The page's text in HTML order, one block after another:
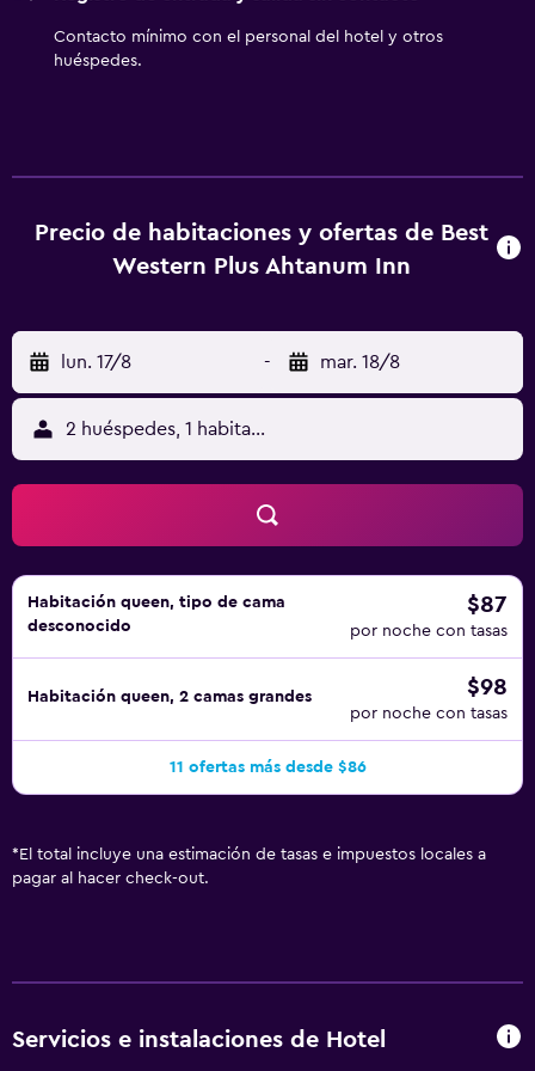
Contacto mínimo con el personal del hotel y otros
huéspedes.
Precio de habitaciones y ofertas de Best
Western Plus Ahtanum Inn
lun. 17/8 - mar. 18/8
2 huéspedes, 1 habitación
Habitación queen, tipo de cama
desconocido
$87
por noche con tasas
Habitación queen, 2 camas grandes $98
por noche con tasas
11 ofertas más desde $86
* El total incluye una estimación de tasas e impuestos locales a
pagar al hacer check-out.
Servicios e instalaciones de Hotel